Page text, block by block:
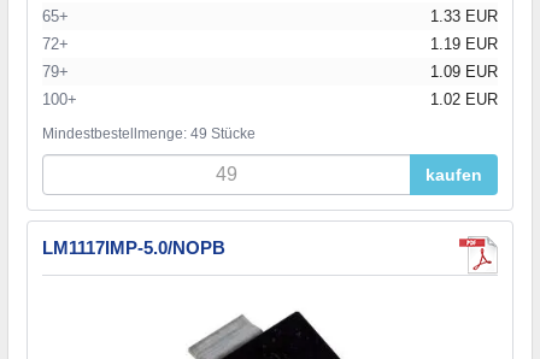
65+
1.33 EUR
72+
1.19 EUR
79+
1.09 EUR
100+
1.02 EUR
Mindestbestellmenge: 49 Stücke
kaufen
LM1117IMP-5.0/NOPB